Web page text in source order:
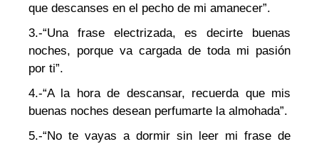
que descanses en el pecho de mi amanecer”.
3.-“Una frase electrizada, es decirte buenas
noches, porque va cargada de toda mi pasión
por ti”.
4.-“A la hora de descansar, recuerda que mis
buenas noches desean perfumarte la almohada”.
5.-“No te vayas a dormir sin leer mi frase de